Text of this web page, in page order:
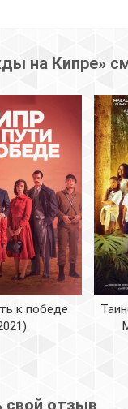
на Кипре»
к победе